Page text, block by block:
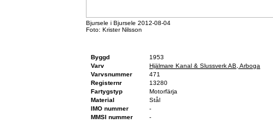
Bjursele i Bjursele 2012-08-04
Foto: Krister Nilsson
Byggd
1953
Varv
Hjälmare Kanal & Slussverk AB, Arboga
Varvsnummer
471
Registernr
13280
Fartygstyp
Motorfärja
Material
Stål
IMO nummer
-
MMSI nummer
-